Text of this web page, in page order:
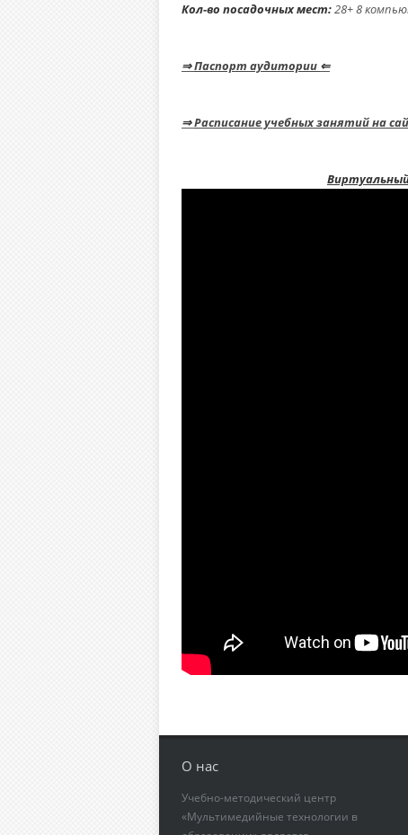
Кол-во посадочных мест:28+ 8
⇒Паспорт аудитории ⇐
⇒Расписание учебных занятий на
О нас
Учебно-методический центр
«Мультимедийные технологии в